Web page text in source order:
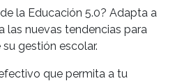
la Educación 5.0? Adapta a
las nuevas tendencias para
gestión escolar.
que permita a tu